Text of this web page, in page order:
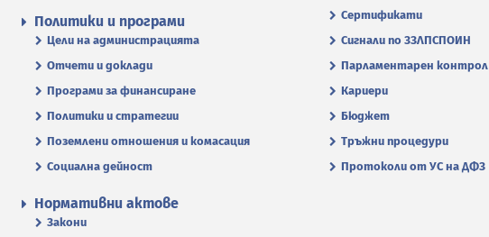
Сертификати
Сигнали по ЗЗЛПСПОИН
Парламентарен контрол
Кариери
Бюджет
Тръжни процедури
Протоколи от УС на ДФЗ
Политики и програми
Цели на администрацията
Отчети и доклади
Програми за финансиране
Политики и стратегии
Поземлени отношения и комасация
Социална дейност
Нормативни актове
Закони